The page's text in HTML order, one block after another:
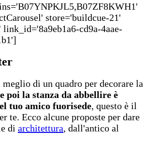
store='buildcue-21'
cd9a-4aae-
di un quadro per decorare la
poi la stanza da abbellire è
tuo amico fuorisede, questo è il
te. Ecco alcune proposte per dare
di architettura, dall'antico al